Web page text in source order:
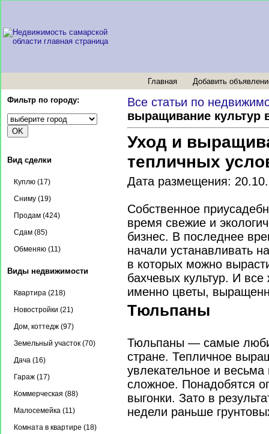
Главная Добавить
Фильтр по городу:
Вид сделки
Куплю (17)
Сниму (19)
Продам (424)
Сдам (85)
Обменяю (11)
Виды недвижимости
Квартира (218)
Новостройки (21)
Дом, коттедж (97)
Земельный участок (70)
Дача (16)
Гараж (17)
Коммерческая (88)
Малосемейка (11)
Комната в квартире (18)
Все статьи по
выращивание культур
Уход и
тепличных
Дата размещения:
Собственное
время свежие и
бизнес. В последнее
начали устанавливать
в которых можно
бахчевых культур. И
именно цветы,
Тюльпаны
Тюльпаны — самые
стране. Тепличное
увлекательное и
сложное. Понадобятся
выгонки. Зато в
недели раньше